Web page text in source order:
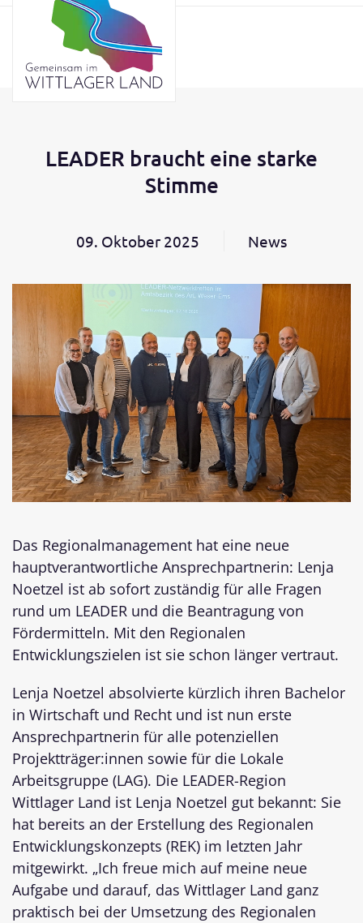
LEADER braucht eine starke
Stimme
09. Oktober 2025 News
Das Regionalmanagement hat eine neue
hauptverantwortliche Ansprechpartnerin: Lenja
Noetzel ist ab sofort zuständig für alle Fragen
rund um LEADER und die Beantragung von
Fördermitteln. Mit den Regionalen
Entwicklungszielen ist sie schon länger vertraut.
Lenja Noetzel absolvierte kürzlich ihren Bachelor
in Wirtschaft und Recht und ist nun erste
Ansprechpartnerin für alle potenziellen
Projektträger:innen sowie für die Lokale
Arbeitsgruppe (LAG). Die LEADER-Region
Wittlager Land ist Lenja Noetzel gut bekannt: Sie
hat bereits an der Erstellung des Regionalen
Entwicklungskonzepts (REK) im letzten Jahr
mitgewirkt. „Ich freue mich auf meine neue
Aufgabe und darauf, das Wittlager Land ganz
praktisch bei der Umsetzung des Regionalen